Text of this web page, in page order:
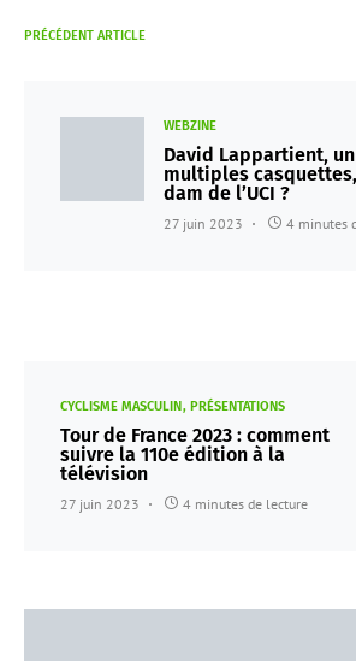
PRÉCÉDENT ARTICLE
WEBZINE
David Lappartient,
multiples
dam de l’UCI ?
27 juin 2023 4 minutes
CYCLISME MASCULIN PRÉSENTATIONS
Tour de France 2023 : comment
suivre la 110e édition à la
télévision
27 juin 2023 4 minutes de lecture